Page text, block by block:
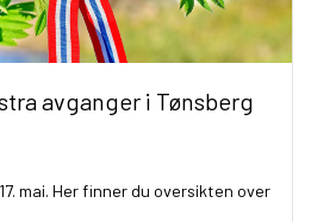
avganger i Tønsberg
mai. Her finner du oversikten over